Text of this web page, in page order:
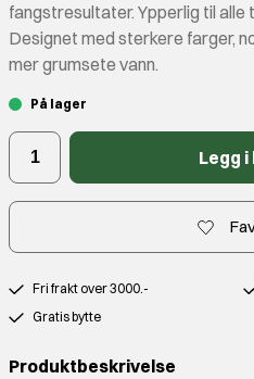
fangstresultater. Ypperlig til alle
Designet med sterkere farger,
mer grumsete vann.
På lager
Legg
Fri frakt over 3000.-
Gratis bytte
Produktbeskrivelse